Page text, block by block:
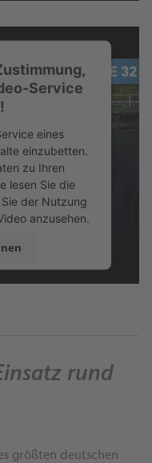
Service
eines
einzubetten.
zu Ihren
lesen Sie die
der Nutzung
anzusehen.
rund
größten deutschen